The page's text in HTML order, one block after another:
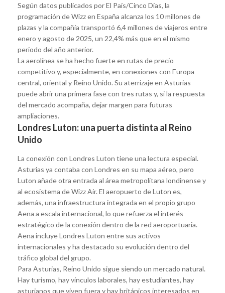
Según datos publicados por El País/Cinco Días, la
programación de Wizz en España alcanza los 10 millones de
plazas y la compañía transportó 6,4 millones de viajeros entre
enero y agosto de 2025, un 22,4% más que en el mismo
periodo del año anterior.
La aerolínea se ha hecho fuerte en rutas de precio
competitivo y, especialmente, en conexiones con Europa
central, oriental y Reino Unido. Su aterrizaje en Asturias
puede abrir una primera fase con tres rutas y, si la respuesta
del mercado acompaña, dejar margen para futuras
ampliaciones.
Londres Luton: una puerta distinta al Reino
Unido
La conexión con Londres Luton tiene una lectura especial.
Asturias ya contaba con Londres en su mapa aéreo, pero
Luton añade otra entrada al área metropolitana londinense y
al ecosistema de Wizz Air. El aeropuerto de Luton es,
además, una infraestructura integrada en el propio grupo
Aena a escala internacional, lo que refuerza el interés
estratégico de la conexión dentro de la red aeroportuaria.
Aena incluye Londres Luton entre sus activos
internacionales y ha destacado su evolución dentro del
tráfico global del grupo.
Para Asturias, Reino Unido sigue siendo un mercado natural.
Hay turismo, hay vínculos laborales, hay estudiantes, hay
asturianos que viven fuera y hay británicos interesados en